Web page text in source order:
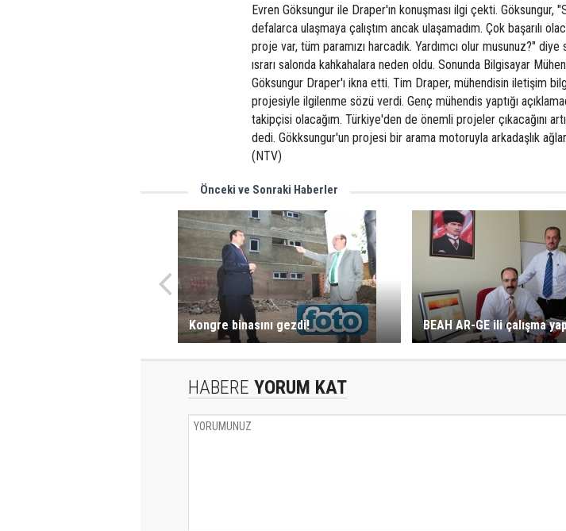
Evren Göksungur ile Draper'ın konuşması ilgi çekti. Göksungur,
defalarca ulaşmaya çalıştım ancak ulaşamadım. Çok başarılı
proje var, tüm paramızı harcadık. Yardımcı olur musunuz?" diye
ısrarı salonda kahkahalara neden oldu. Sonunda Bilgisayar
Göksungur Draper'ı ikna etti. Tim Draper, mühendisin iletişim
projesiyle ilgilenme sözü verdi. Genç mühendis yaptığı
takipçisi olacağım. Türkiye'den de önemli projeler çıkacağını
dedi. Gökksungur'un projesi bir arama motoruyla arkadaşlık
(NTV)
Önceki ve Sonraki Haberler
Kongre binasını gezdi! BEAH AR-GE ili çalışma
HABERE YORUM KAT